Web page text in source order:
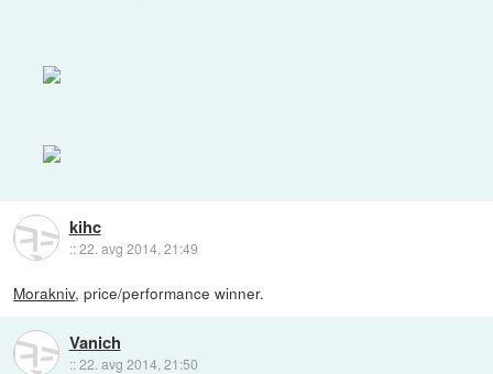
kihc
::22. avg 2014, 21:49
Morakniv, price/performance winner.
Vanich
::22. avg 2014, 21:50